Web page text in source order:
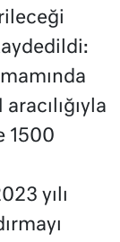
1500
yılı